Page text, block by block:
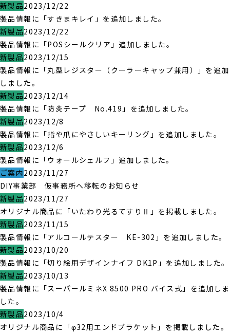
新製品2023/12/22
製品情報に「すきまキレイ」を追加しました。
新製品2023/12/22
製品情報に「POSシールクリア」追加しました。
新製品2023/12/15
製品情報に「丸型レジスター（クーラーキャップ兼用）」を追加
しました。
新製品2023/12/14
製品情報に「防炎テープ No.419」を追加しました。
新製品2023/12/8
製品情報に「指や爪にやさしいキーリング」を追加しました。
新製品2023/12/6
製品情報に「ウォールシェルフ」追加しました。
ご案内2023/11/27
DIY事業部 仮事務所へ移転のお知らせ
新製品2023/11/27
オリジナル商品に「いたわり光るてすりⅡ」を掲載しました。
新製品2023/11/15
製品情報に「アルコールテスター KE-302」を追加しました。
新製品2023/10/20
製品情報に「切り絵用デザインナイフ DK1P」を追加しました。
新製品2023/10/13
製品情報に「スーパールミネX 8500 PRO バイス式」を追加しま
した。
新製品2023/10/4
オリジナル商品に「φ32用エンドブラケット」を掲載しました。